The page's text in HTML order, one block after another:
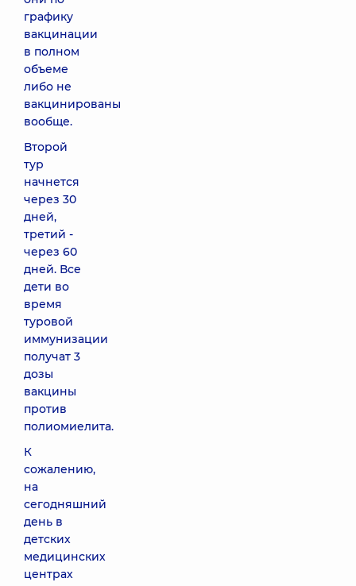
графику
вакцинации
в полном
объеме
либо не
вакцинированы
вообще.
Второй
тур
начнется
через 30
дней,
третий -
через 60
дней. Все
дети во
время
туровой
иммунизации
получат 3
дозы
вакцины
против
полиомиелита.
К
сожалению,
на
сегодняшний
день в
детских
медицинских
центрах